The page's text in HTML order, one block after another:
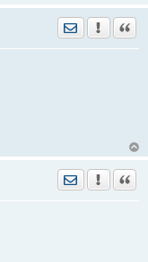
Отправить
Отправить